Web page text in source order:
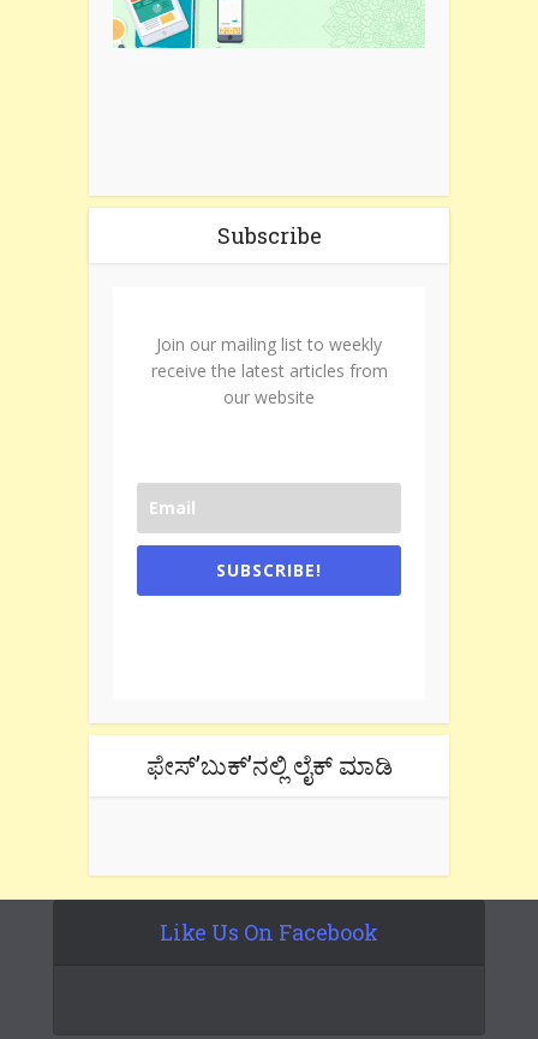
Subscribe
Join our mailing list to weekly
receive the latest articles from
our website
SUBSCRIBE!
ಫೇಸ್’ಬುಕ್’ನಲ್ಲಿ ಲೈಕ್ ಮಾಡಿ
Like Us On Facebook